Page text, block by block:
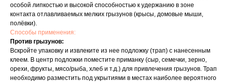
особой липкостью и высокой способностью к удержанию в зоне
контакта отлавливаемых мелких грызунов (крысы, домовые мыши,
полёвки).
Способы применения:
Против грызунов:
Вскройте упаковку и извлеките из нее подложку (трап) с нанесенным
клеем. В центр подложки поместите приманку (сыр, семечки, зерно,
орехи, фрукты, мясо/рыба, хлеб и т.д.) для привлечения грызунов. Трап
необходимо разместить под укрытиями в местах наиболее вероятного